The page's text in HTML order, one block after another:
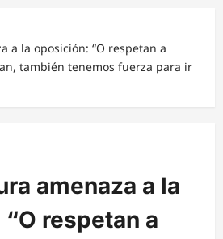
a la oposición: “O respetan a
también tenemos fuerza para ir
amenaza a la
respetan a